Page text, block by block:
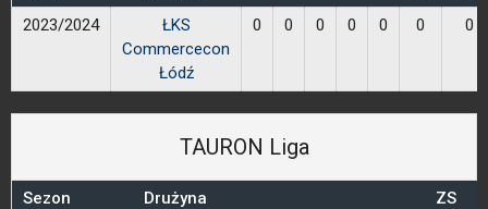
2023/2024
ŁKS
Commercecon
Łódź
0 0 0 0 0 0 0
TAURON Liga
Sezon Drużyna ZS